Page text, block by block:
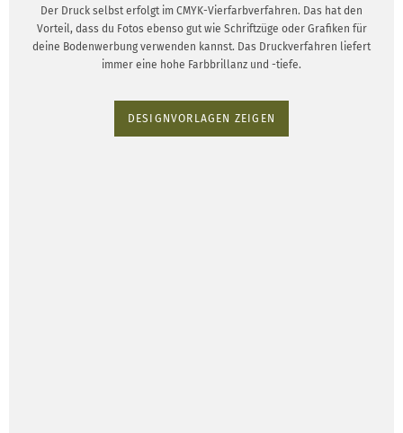
Der Druck selbst erfolgt im CMYK-Vierfarbverfahren. Das hat den
Vorteil, dass du Fotos ebenso gut wie Schriftzüge oder Grafiken für
deine Bodenwerbung verwenden kannst. Das Druckverfahren liefert
immer eine hohe Farbbrillanz und -tiefe.
DESIGNVORLAGEN ZEIGEN